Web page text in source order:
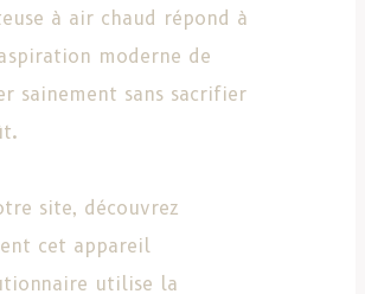
à air chaud répond à
moderne de
sainement sans sacrifier
site, découvrez
cet appareil
utilise la